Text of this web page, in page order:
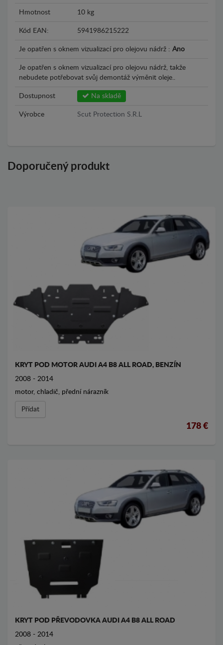
Hmotnost 10 kg
Kód EAN: 5941986215222
Je opatřen s oknem vizualizací pro olejovu nádrž : Ano
Je opatřen s oknem vizualizací pro olejovu nádrž, takže
nebudete potřebovat svůj demontáž výměnit oleje..
Dostupnost Na skladě
Výrobce Scut Protection S.R.L
Doporučený produkt
KRYT POD MOTOR AUDI A4 B8 ALL ROAD, BENZÍN
2008 - 2014
motor, chladič, přední nárazník
Přídat
178 €
KRYT POD PŘEVODOVKA AUDI A4 B8 ALL ROAD
2008 - 2014